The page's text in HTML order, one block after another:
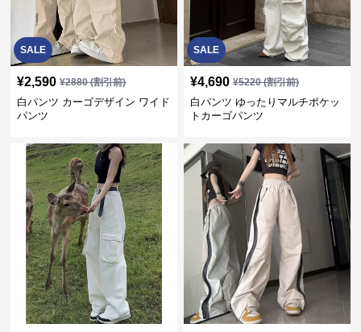
SALE
¥2,590 ¥2880(割引前)
白パンツ カーゴデザイン ワイド
パンツ
SALE
¥4,690 ¥5220(割引前)
白パンツ ゆったりマルチポケッ
トカーゴパンツ